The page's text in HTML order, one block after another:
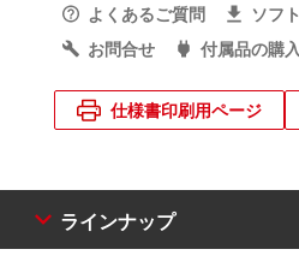
よくあるご質問
ソフ
お問合せ
付属品の購
仕様書印刷用ページ
ラインナップ